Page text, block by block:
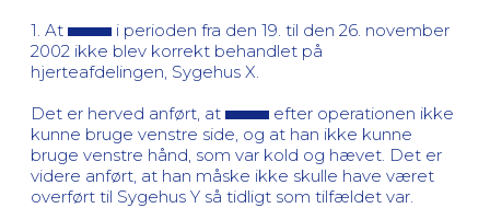
1. At
i perioden fra den 19. til den 26. november
2002 ikke blev korrekt behandlet på
hjerteafdelingen, Sygehus X.
Det er herved anført, at
efter operationen ikke
kunne bruge venstre side, og at han ikke kunne
bruge venstre hånd, som var kold og hævet. Det er
videre anført, at han måske ikke skulle have været
overført til Sygehus Y så tidligt som tilfældet var.